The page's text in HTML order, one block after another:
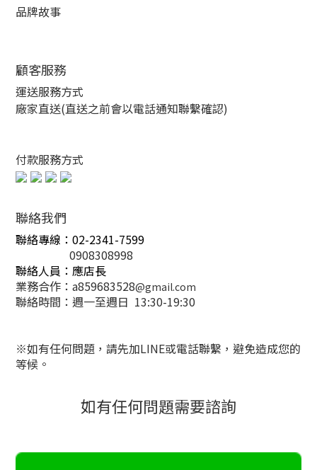
品牌故事
顧客服務
運送服務方式
廠家直送(直送之前會以電話通知聯繫確認)
付款服務方式
聯絡我們
聯絡專線：02-2341-7599
0908308998
聯絡人員：應店長
業務合作：a859683528@gmail.com
聯絡時間：週一至週日 13:30-19:30
※如有任何問題，請先加LINE或電話聯繫，避免造成您的
等候。
如有任何問題需要諮詢